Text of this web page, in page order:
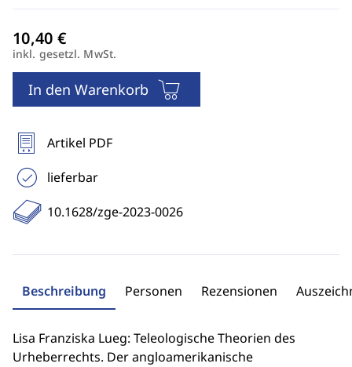
inkl. gesetzl. MwSt.
In den Warenkorb
Artikel PDF
lieferbar
10.1628/zge-2023-0026
Beschreibung Personen Rezensionen
Lisa Franziska Lueg: Teleologische Theorien des
Urheberrechts. Der angloamerikanische